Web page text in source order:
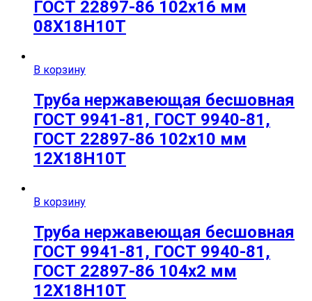
ГОСТ 22897-86 102х16 мм
08Х18Н10Т
В корзину
Труба нержавеющая бесшовная
ГОСТ 9941-81, ГОСТ 9940-81,
ГОСТ 22897-86 102х10 мм
12Х18Н10Т
В корзину
Труба нержавеющая бесшовная
ГОСТ 9941-81, ГОСТ 9940-81,
ГОСТ 22897-86 104х2 мм
12Х18Н10Т